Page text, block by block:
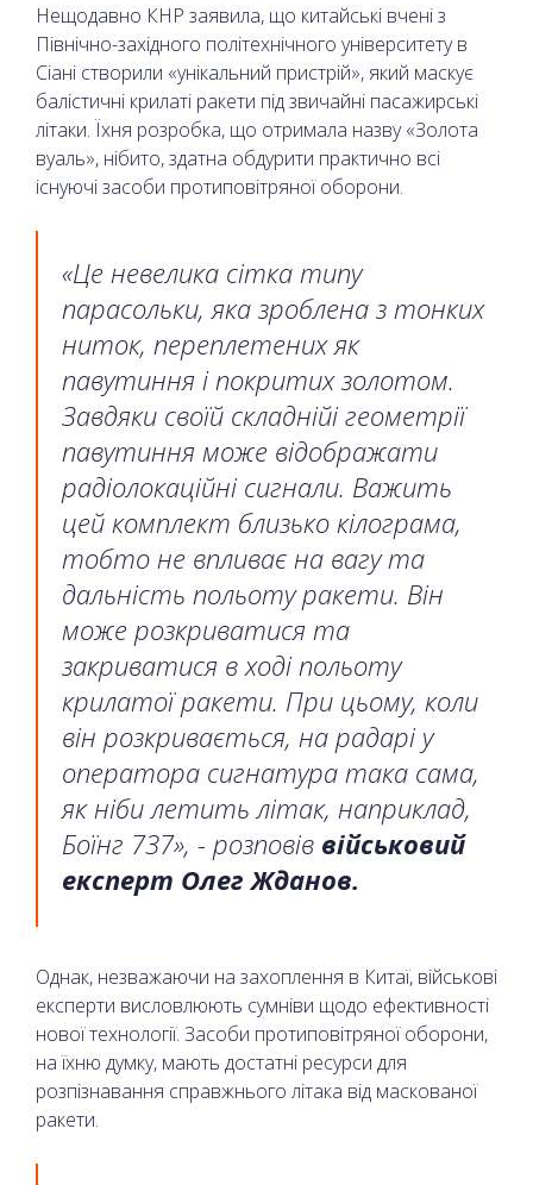
Нещодавно КНР заявила, що китайські вчені з
Північно-західного політехнічного університету в
Сіані створили «унікальний пристрій», який маскує
балістичні крилаті ракети під звичайні пасажирські
літаки. Їхня розробка, що отримала назву «Золота
вуаль», нібито, здатна обдурити практично всі
існуючі засоби протиповітряної оборони.
«Це невелика сітка типу
парасольки, яка зроблена з тонких
ниток, переплетених як
павутиння і покритих золотом.
Завдяки своїй складнійі геометрії
павутиння може відображати
радіолокаційні сигнали. Важить
цей комплект близько кілограма,
тобто не впливає на вагу та
дальність польоту ракети. Він
може розкриватися та
закриватися в ході польоту
крилатої ракети. При цьому, коли
він розкривається, на радарі у
оператора сигнатура така сама,
як ніби летить літак, наприклад,
Боїнг 737», - розповів військовий
експерт Олег Жданов.
Однак, незважаючи на захоплення в Китаї, військові
експерти висловлюють сумніви щодо ефективності
нової технології. Засоби протиповітряної оборони,
на їхню думку, мають достатні ресурси для
розпізнавання справжнього літака від маскованої
ракети.